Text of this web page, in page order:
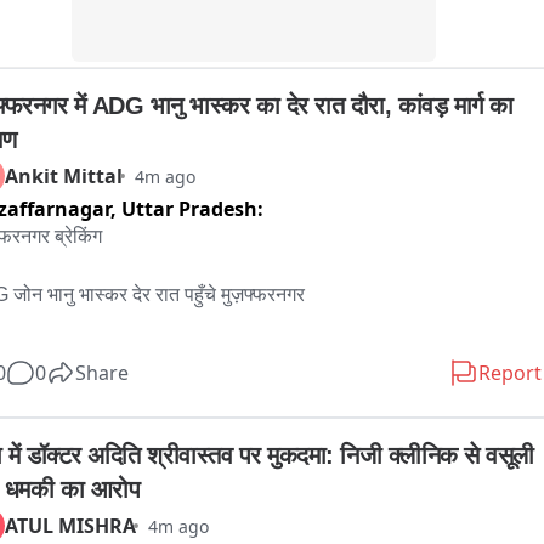
में ADG भानु भास्कर का देर रात दौरा, कांवड़ मार्ग का
Ankit Mittal 4m ago
Uttar Pradesh:
ब्रेकिंग
जोन भानु भास्कर देर रात पहुँचे मुज़फ्फरनगर
यात्रा क़ो लेकर अधिकारियो क़ो दिए निर्देश
के साथ DIG व DM और SSP भी रहे मौजूद
0 Share Report
में डॉक्टर अदिति श्रीवास्तव पर मुकदमा: निजी क्लीनिक से वसूली
का आरोप
ATUL MISHRA 4m ago